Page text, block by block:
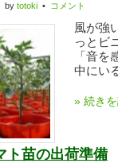
by totoki • コメント
風が強
っとビ
「音
中にい
» 続き
ト苗の出荷準備